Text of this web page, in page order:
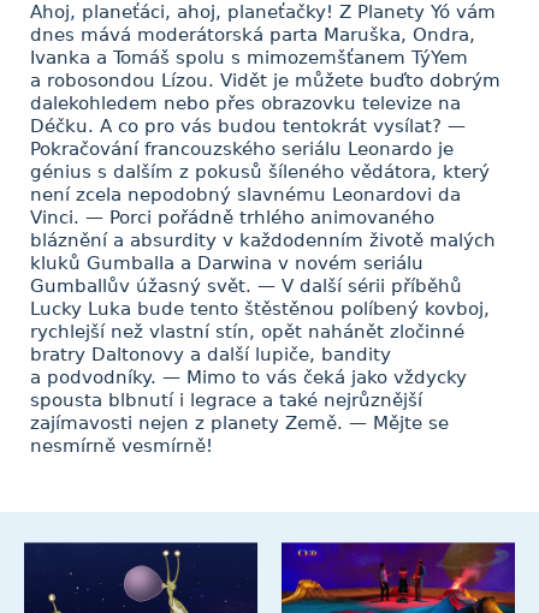
Ahoj, planeťáci, ahoj, planeťačky! Z Planety Yó vám
dnes mává moderátorská parta Maruška, Ondra,
Ivanka a Tomáš spolu s mimozemšťanem TýYem
a robosondou Lízou. Vidět je můžete buďto dobrým
dalekohledem nebo přes obrazovku televize na
Déčku. A co pro vás budou tentokrát vysílat? —
Pokračování francouzského seriálu Leonardo je
génius s dalším z pokusů šíleného vědátora, který
není zcela nepodobný slavnému Leonardovi da
Vinci. — Porci pořádně trhlého animovaného
bláznění a absurdity v každodenním životě malých
kluků Gumballa a Darwina v novém seriálu
Gumballův úžasný svět. — V další sérii příběhů
Lucky Luka bude tento štěstěnou políbený kovboj,
rychlejší než vlastní stín, opět nahánět zločinné
bratry Daltonovy a další lupiče, bandity
a podvodníky. — Mimo to vás čeká jako vždycky
spousta blbnutí i legrace a také nejrůznější
zajímavosti nejen z planety Země. — Mějte se
nesmírně vesmírně!